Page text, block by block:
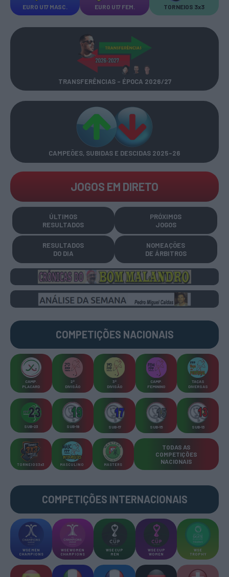
EURO U17 MASC. EURO U17 FEM. TORNEIOS 3x3
TRANSFERÊNCIAS - ÉPOCA 2026/27
CAMPEÕES, SUBIDAS E DESCIDAS 2025-26
JOGOS EM DIRETO
ÚLTIMOS
RESULTADOS
PRÓXIMOS
JOGOS
RESULTADOS
DO DIA
NOMEAÇÕES
DE ÁRBITROS
COMPETIÇÕES NACIONAIS
CAMP
PLACARD
2ª
DIVISÃO
3ª
DIVISÃO
CAMP
FEMININO
TAÇAS
DIVERSAS
SUB-23 SUB-19 SUB-17 SUB-15 SUB-13
TORNEIOS 3x3 MASCULINO MASTERS
TODAS AS
COMPETIÇÕES
NACIONAIS
COMPETIÇÕES INTERNACIONAIS
WSE MEN
CHAMPIONS
WSE WOMEN
CHAMPIONS
WSE CUP
MEN
WSE CUP
WOMEN
WSE
TROPHY